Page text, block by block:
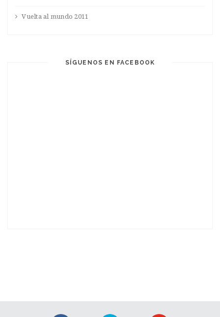
Vuelta al mundo 2011
SÍGUENOS EN FACEBOOK